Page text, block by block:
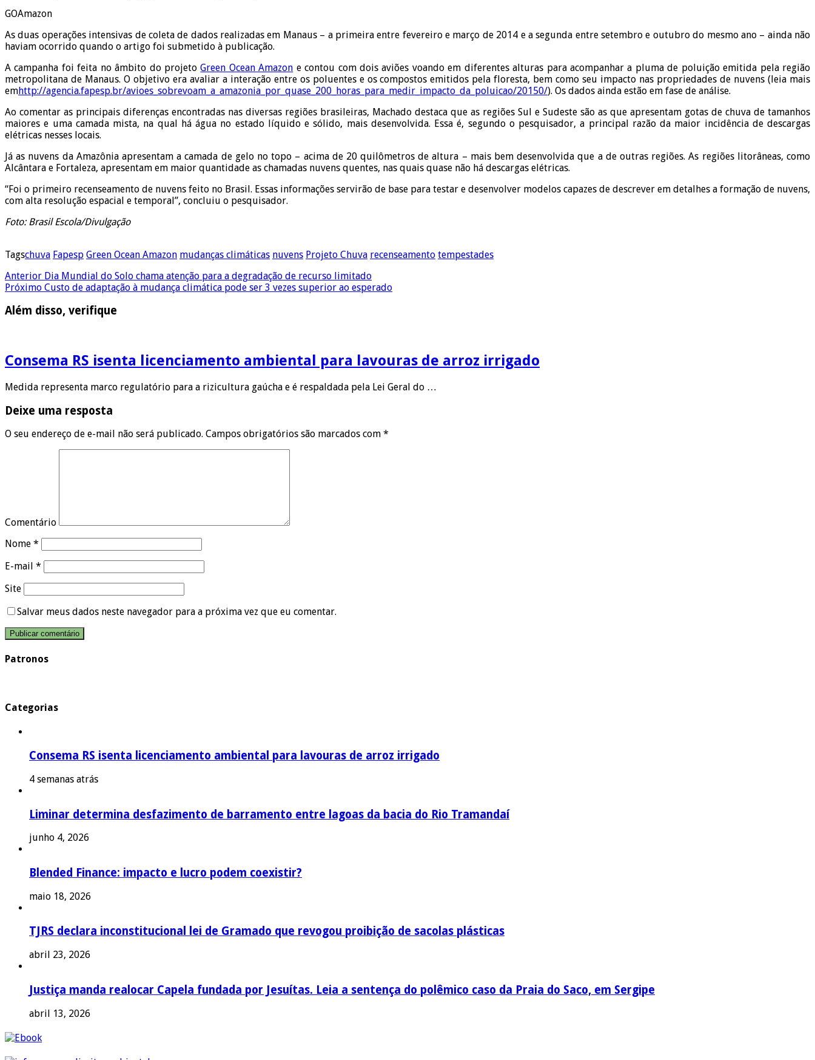
GOAmazon
As duas operações intensivas de coleta de dados realizadas em Manaus – a primeira entre fevereiro e março de 2014 e a segunda entre setembro e outubro do mesmo ano – ainda não
haviam ocorrido quando o artigo foi submetido à publicação.
A campanha foi feita no âmbito do projetoGreen Ocean Amazon e contou com dois aviões voando em diferentes alturas para acompanhar a pluma de poluição emitida pela região
metropolitana de Manaus. O objetivo era avaliar a interação entre os poluentes e os compostos emitidos pela floresta, bem como seu impacto nas propriedades de nuvens (leia mais
emhttp://agencia.fapesp.br/avioes_sobrevoam_a_amazonia_por_quase_200_horas_para_medir_impacto_da_poluicao/20150/). Os dados ainda estão em fase de análise.
Ao comentar as principais diferenças encontradas nas diversas regiões brasileiras, Machado destaca que as regiões Sul e Sudeste são as que apresentam gotas de chuva de tamanhos
maiores e uma camada mista, na qual há água no estado líquido e sólido, mais desenvolvida. Essa é, segundo o pesquisador, a principal razão da maior incidência de descargas
elétricas nesses locais.
Já as nuvens da Amazônia apresentam a camada de gelo no topo – acima de 20 quilômetros de altura – mais bem desenvolvida que a de outras regiões. As regiões litorâneas, como
Alcântara e Fortaleza, apresentam em maior quantidade as chamadas nuvens quentes, nas quais quase não há descargas elétricas.
“Foi o primeiro recenseamento de nuvens feito no Brasil. Essas informações servirão de base para testar e desenvolver modelos capazes de descrever em detalhes a formação de nuvens,
com alta resolução espacial e temporal”, concluiu o pesquisador.
Foto: Brasil Escola/Divulgação
Tagschuva Fapesp Green Ocean Amazon mudanças climáticas nuvens Projeto Chuva recenseamento tempestades
Anterior Dia Mundial do Solo chama atenção para a degradação de recurso limitado
Próximo Custo de adaptação à mudança climática pode ser 3 vezes superior ao esperado
Além disso, verifique
Consema RS isenta licenciamento ambiental para lavouras de arroz irrigado
Medida representa marco regulatório para a rizicultura gaúcha e é respaldada pela Lei Geral do …
Deixe uma resposta
O seu endereço de e-mail não será publicado. Campos obrigatórios são marcados com *
Comentário
Nome *
E-mail *
Site
Salvar meus dados neste navegador para a próxima vez que eu comentar.
Patronos
Categorias
Consema RS isenta licenciamento ambiental para lavouras de arroz irrigado
4 semanas atrás
Liminar determina desfazimento de barramento entre lagoas da bacia do Rio Tramandaí
junho 4, 2026
Blended Finance: impacto e lucro podem coexistir?
maio 18, 2026
TJRS declara inconstitucional lei de Gramado que revogou proibição de sacolas plásticas
abril 23, 2026
Justiça manda realocar Capela fundada por Jesuítas. Leia a sentença do polêmico caso da Praia do Saco, em Sergipe
abril 13, 2026